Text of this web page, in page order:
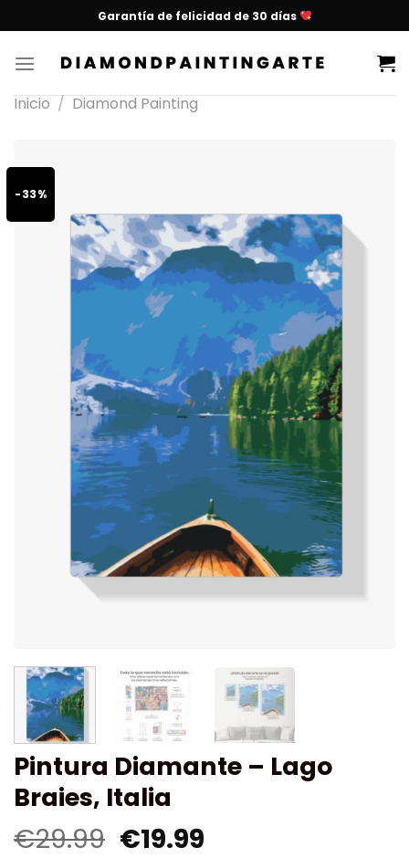
Garantía de felicidad de 30 días
Inicio / Diamond Painting
-33%
Pintura Diamante – Lago
Braies, Italia
€29.99 €19.99